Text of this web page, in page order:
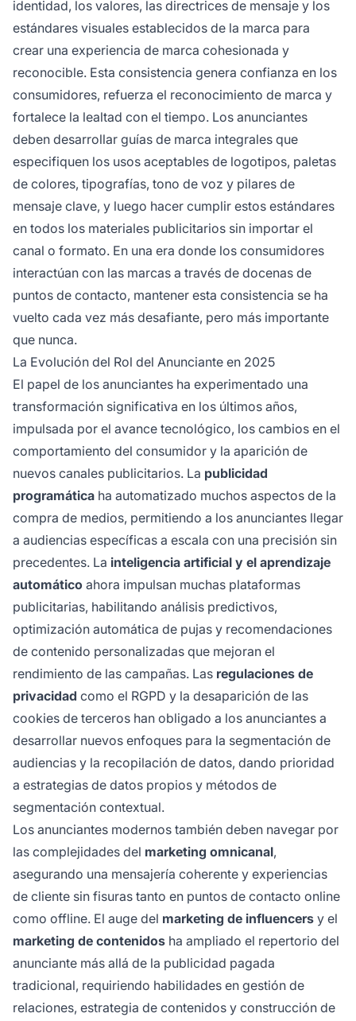
identidad, los valores, las directrices de mensaje y los
estándares visuales establecidos de la marca para
crear una experiencia de marca cohesionada y
reconocible. Esta consistencia genera confianza en los
consumidores, refuerza el reconocimiento de marca y
fortalece la lealtad con el tiempo. Los anunciantes
deben desarrollar guías de marca integrales que
especifiquen los usos aceptables de logotipos, paletas
de colores, tipografías, tono de voz y pilares de
mensaje clave, y luego hacer cumplir estos estándares
en todos los materiales publicitarios sin importar el
canal o formato. En una era donde los consumidores
interactúan con las marcas a través de docenas de
puntos de contacto, mantener esta consistencia se ha
vuelto cada vez más desafiante, pero más importante
que nunca.
La Evolución del Rol del Anunciante en 2025
El papel de los anunciantes ha experimentado una
transformación significativa en los últimos años,
impulsada por el avance tecnológico, los cambios en el
comportamiento del consumidor y la aparición de
nuevos canales publicitarios. La publicidad
programática ha automatizado muchos aspectos de la
compra de medios, permitiendo a los anunciantes llegar
a audiencias específicas a escala con una precisión sin
precedentes. La inteligencia artificial y el aprendizaje
automático ahora impulsan muchas plataformas
publicitarias, habilitando análisis predictivos,
optimización automática de pujas y recomendaciones
de contenido personalizadas que mejoran el
rendimiento de las campañas. Las regulaciones de
privacidad como el RGPD y la desaparición de las
cookies de terceros han obligado a los anunciantes a
desarrollar nuevos enfoques para la segmentación de
audiencias y la recopilación de datos, dando prioridad
a estrategias de datos propios y métodos de
segmentación contextual.
Los anunciantes modernos también deben navegar por
las complejidades del marketing omnicanal,
asegurando una mensajería coherente y experiencias
de cliente sin fisuras tanto en puntos de contacto online
como offline. El auge del marketing de influencers y el
marketing de contenidos ha ampliado el repertorio del
anunciante más allá de la publicidad pagada
tradicional, requiriendo habilidades en gestión de
relaciones, estrategia de contenidos y construcción de